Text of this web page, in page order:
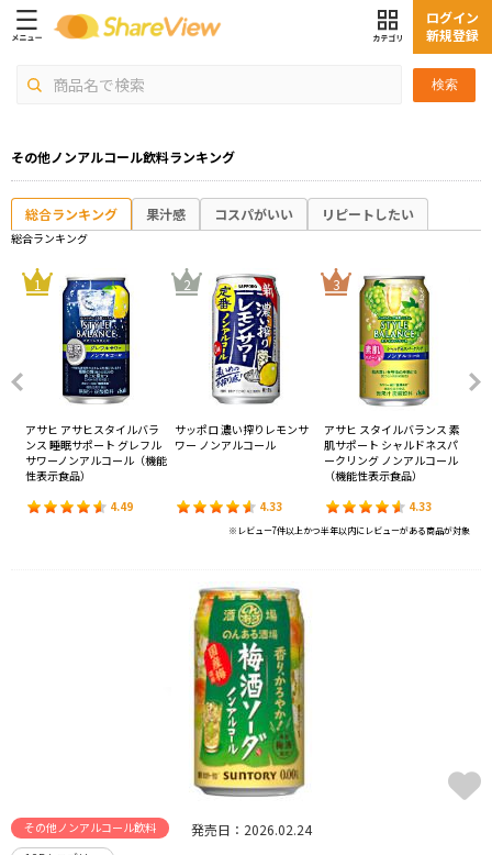
検索
ログイン
新規登録
その他ノンアルコール飲料ランキング
総合ランキング 果汁感 コスパがいい リピートしたい
総合ランキング
1
アサヒ アサヒスタイルバラ
ンス 睡眠サポート グレフル
サワーノンアルコール（機能
性表示食品）
4.49
2
サッポロ 濃い搾りレモンサ
ワー ノンアルコール
4.33
3
アサヒ スタイルバランス 素
肌サポート シャルドネスパ
ークリング ノンアルコール
（機能性表示食品）
4.33
※レビュー7件以上かつ半年以内にレビューがある商品が対象
その他ノンアルコール飲料 発売日：2026.02.24